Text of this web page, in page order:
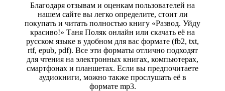
Благодаря отзывам и оценкам пользователей на
нашем сайте вы легко определите, стоит ли
покупать и читать полностью книгу «Развод. Уйду
красиво!» Таня Поляк онлайн или скачать её на
русском языке в удобном для вас формате (fb2, txt,
rtf, epub, pdf). Все эти форматы отлично подходят
для чтения на электронных книгах, компьютерах,
смартфонах и планшетах. Если вы предпочитаете
аудиокниги, можно также прослушать её в
формате mp3.